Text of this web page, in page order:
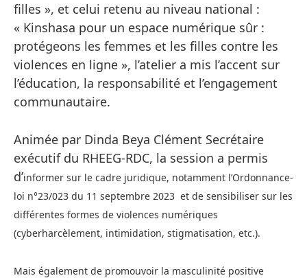
filles », et celui retenu au niveau national :
« Kinshasa pour un espace numérique sûr :
protégeons les femmes et les filles contre les
violences en ligne », l’atelier a mis l’accent sur
l’éducation, la responsabilité et l’engagement
communautaire.
Animée par Dinda Beya Clément Secrétaire
exécutif du RHEEG-RDC, la session a permis
d’informer sur le cadre juridique, notamment l’Ordonnance-
loi n°23/023 du 11 septembre 2023 et de sensibiliser sur les
différentes formes de violences numériques
(cyberharcèlement, intimidation, stigmatisation, etc.).
Mais également de promouvoir la masculinité positive